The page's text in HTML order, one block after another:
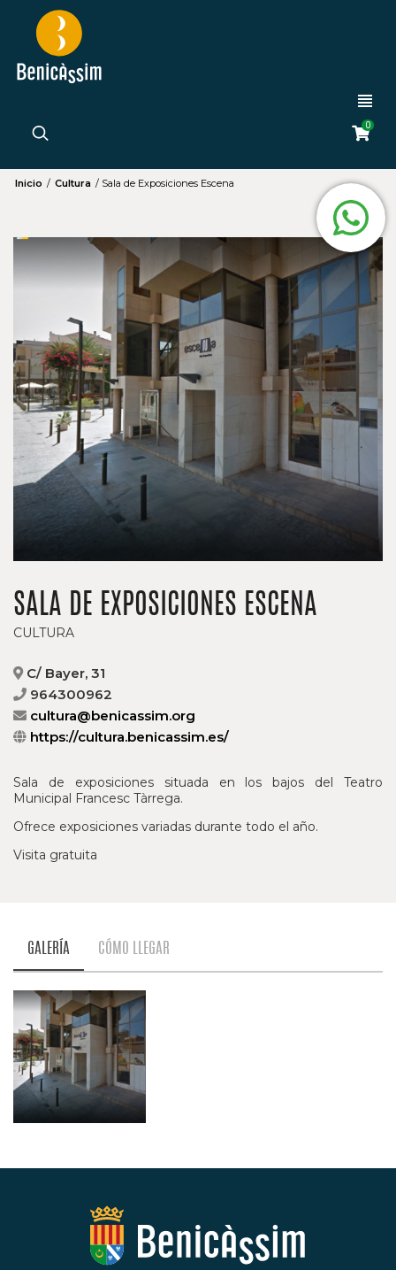
0
Inicio / Cultura / Sala de Exposiciones Escena
SALA DE EXPOSICIONES ESCENA
CULTURA
C/ Bayer, 31
964300962
cultura@benicassim.org
https://cultura.benicassim.es/
Sala de exposiciones situada en los bajos del Teatro
Municipal Francesc Tàrrega.
Ofrece exposiciones variadas durante todo el año.
Visita gratuita
GALERÍA CÓMO LLEGAR